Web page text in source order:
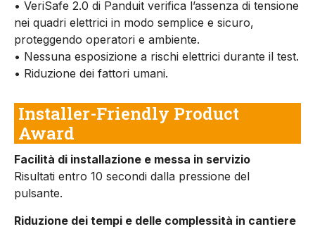
• VeriSafe 2.0 di Panduit verifica l’assenza di tensione
nei quadri elettrici in modo semplice e sicuro,
proteggendo operatori e ambiente.
• Nessuna esposizione a rischi elettrici durante il test.
• Riduzione dei fattori umani.
Installer-Friendly Product
Award
Facilità di installazione e messa in servizio
Risultati entro 10 secondi dalla pressione del
pulsante.
Riduzione dei tempi e delle complessità in cantiere